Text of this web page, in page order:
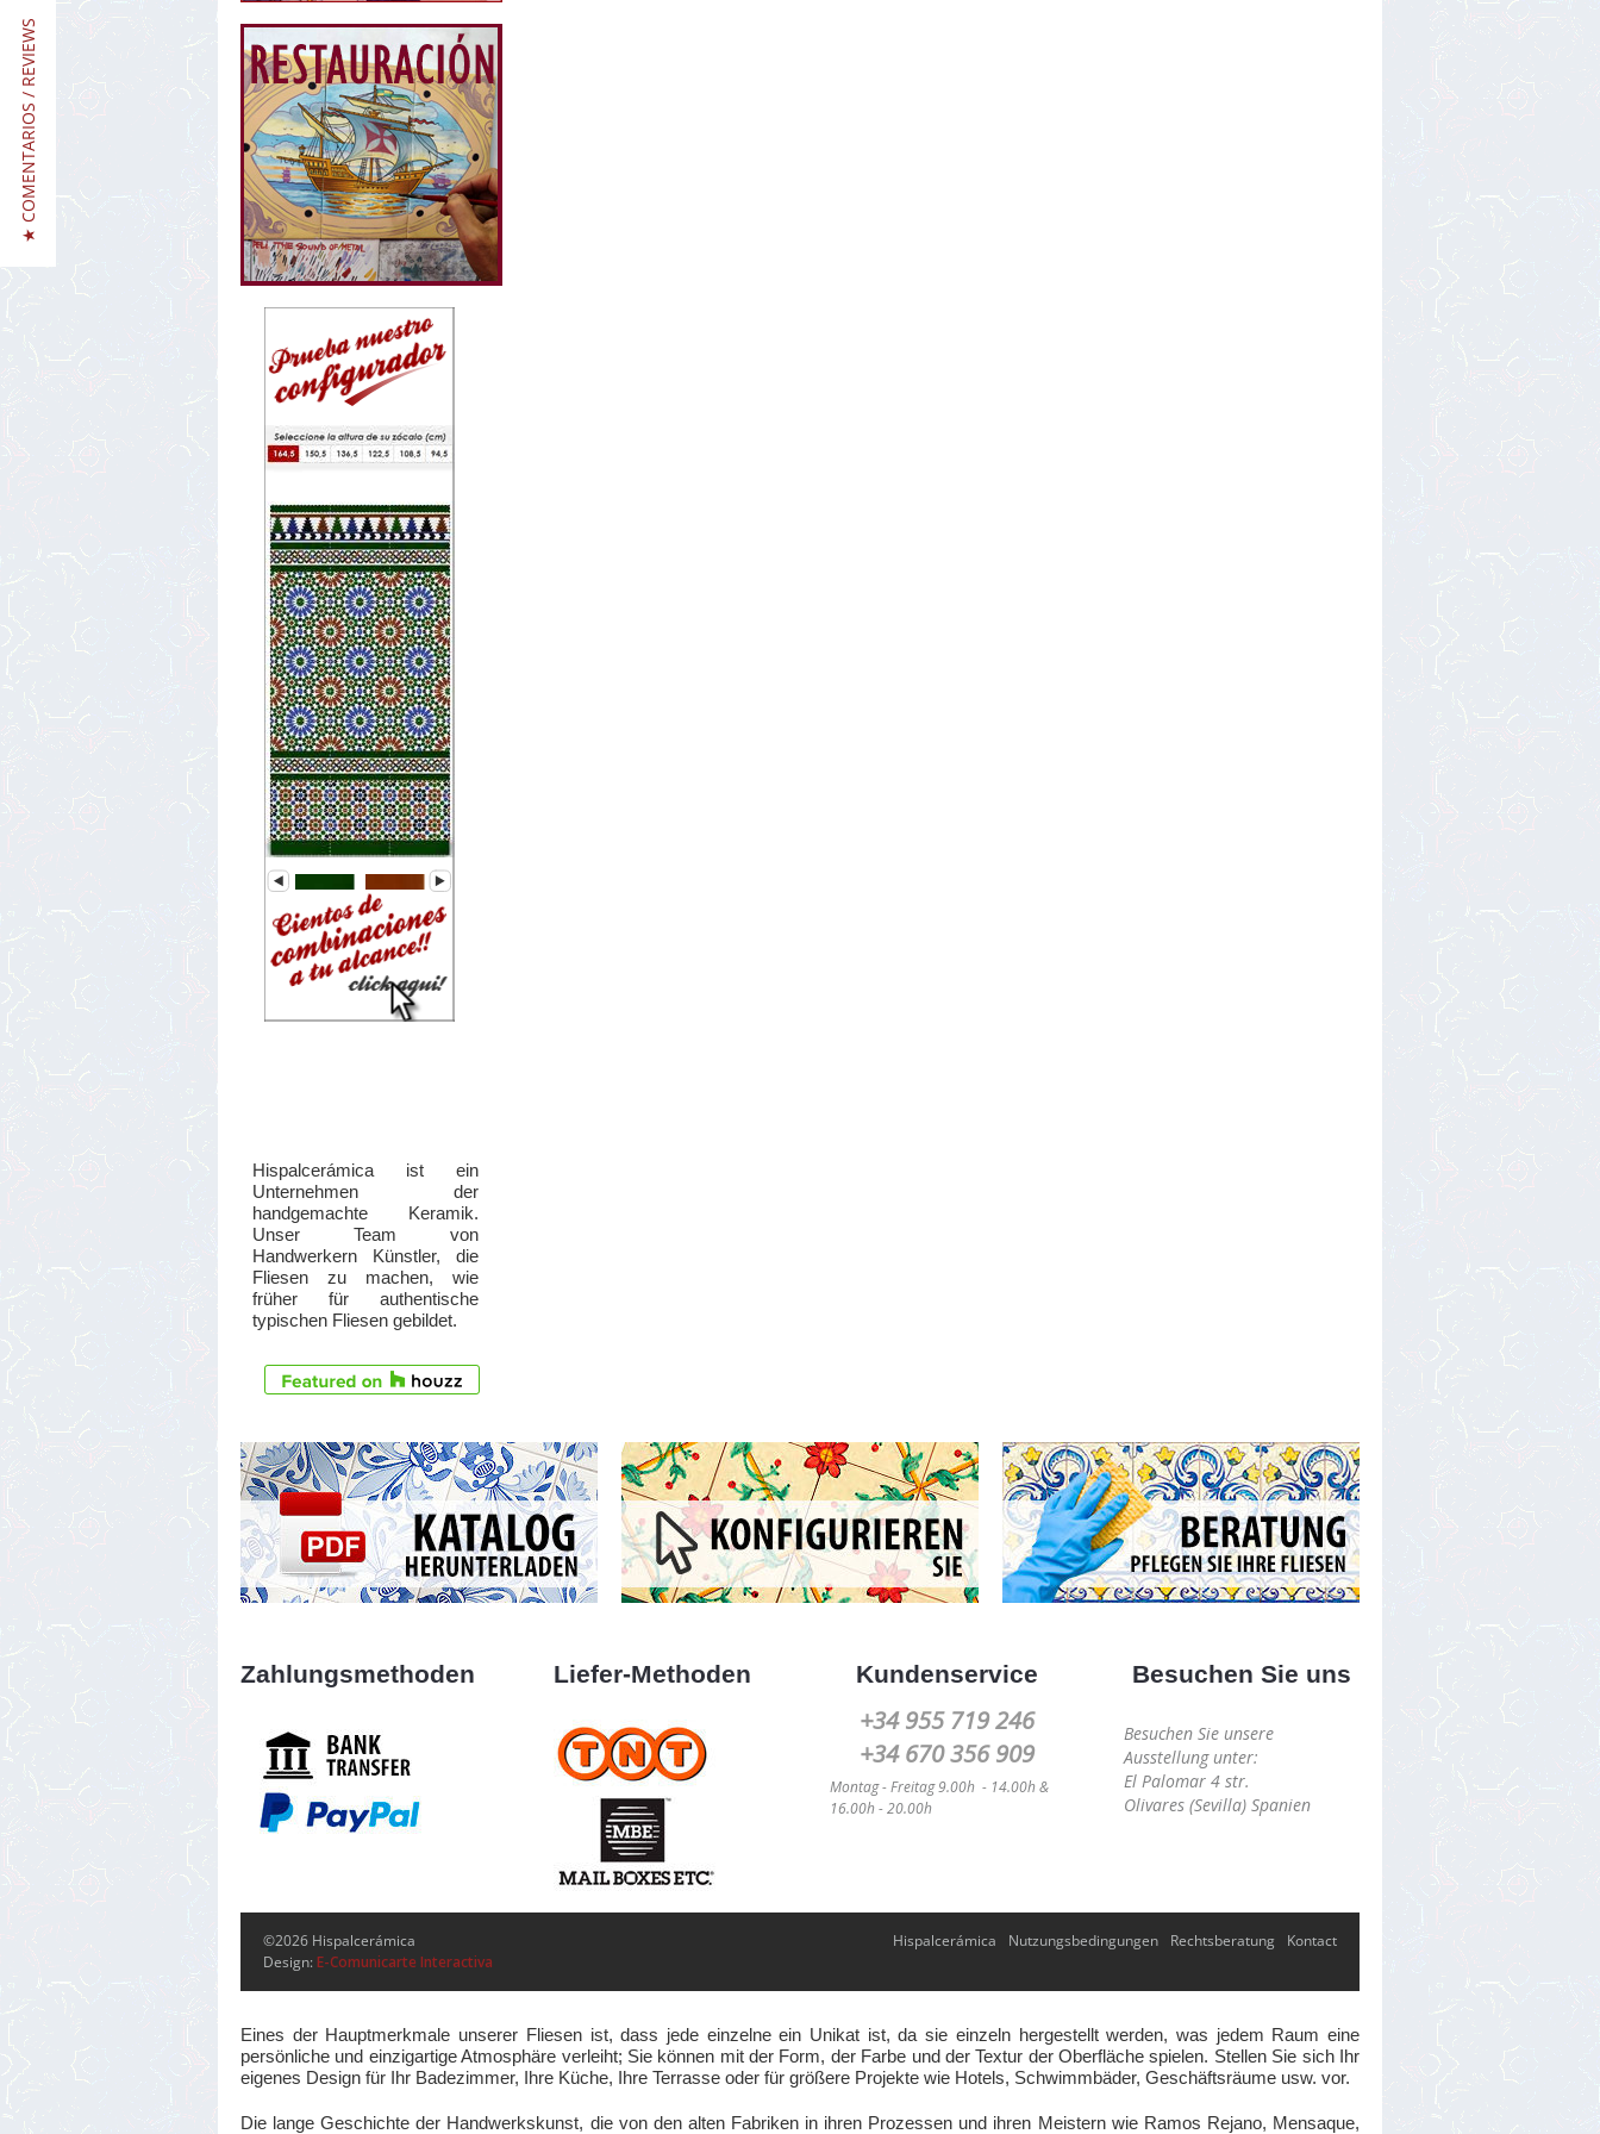
Hispalcerámica ist ein
Unternehmen der
handgemachte Keramik.
Unser Team von
Handwerkern Künstler, die
Fliesen zu machen, wie
früher für authentische
typischen Fliesen gebildet.
Zahlungsmethoden Liefer-Methoden Kundenservice
+34 955 719 246
+34 670 356 909
Montag -Freitag9.00h - 14.00h &
16.00h - 20.00h
Besuchen Sie uns
Besuchen Sie unsere
Ausstellung unter:
El Palomar 4 str.
Olivares (Sevilla) Spanien
©2026 Hispalcerámica
Design: E-Comunicarte Interactiva
Hispalcerámica Nutzungsbedingungen Rechtsberatung Kontact
Eines der Hauptmerkmale unserer Fliesen ist, dass jede einzelne ein Unikat ist, da sie einzeln hergestellt werden, was jedem Raum eine
persönliche und einzigartige Atmosphäre verleiht; Sie können mit der Form, der Farbe und der Textur der Oberfläche spielen. Stellen Sie sich Ihr
eigenes Design für Ihr Badezimmer, Ihre Küche, Ihre Terrasse oder für größere Projekte wie Hotels, Schwimmbäder, Geschäftsräume usw. vor.
Die lange Geschichte der Handwerkskunst, die von den alten Fabriken in ihren Prozessen und ihren Meistern wie Ramos Rejano, Mensaque,
★ COMENTARIOS / REVIEWS